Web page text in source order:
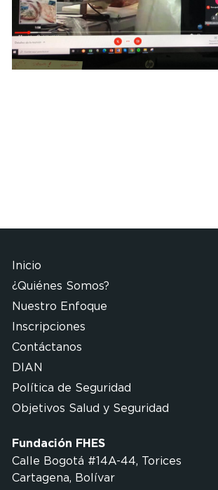
Inicio
¿Quiénes Somos?
Nuestro Enfoque
Inscripciones
Contáctanos
DIAN
Política de Seguridad
Objetivos Salud y Seguridad
Fundación FHES
Calle Bogotá #14A-44, Torices
Cartagena, Bolívar